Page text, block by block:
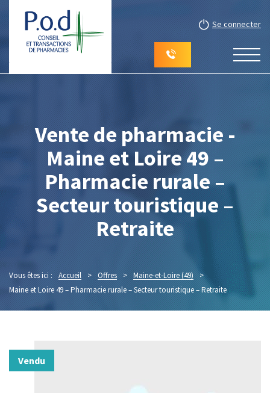
Se connecter
Vente de pharmacie -
Maine et Loire 49 –
Pharmacie rurale –
Secteur touristique –
Retraite
Vous êtes ici : Accueil > Offres > Maine-et-Loire (49)
>
Maine et Loire 49 – Pharmacie rurale – Secteur touristique – Retraite
Vendu